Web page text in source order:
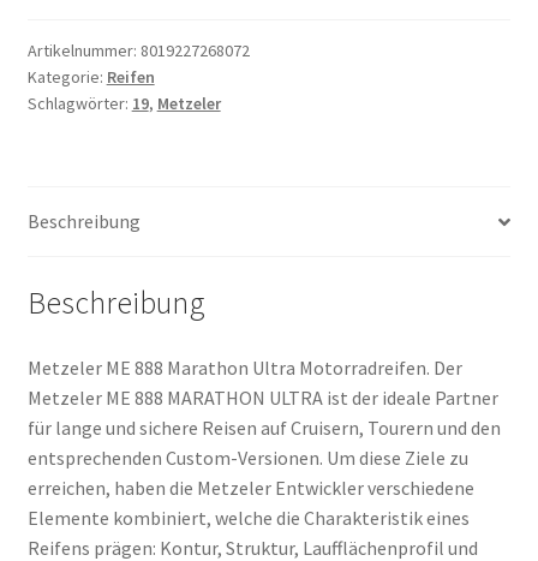
Ultra
120/70
ZR
(Vorderreifen)
Artikelnummer: 8019227268072
Kategorie: Reifen
Schlagwörter: 19, Metzeler
Beschreibung
Beschreibung
Metzeler ME 888 Marathon Ultra Motorradreifen. Der
Metzeler ME 888 MARATHON ULTRA ist der ideale Partner
für lange und sichere Reisen auf Cruisern, Tourern und den
entsprechenden Custom-Versionen. Um diese Ziele zu
erreichen, haben die Metzeler Entwickler verschiedene
Elemente kombiniert, welche die Charakteristik eines
Reifens prägen: Kontur, Struktur, Laufflächenprofil und